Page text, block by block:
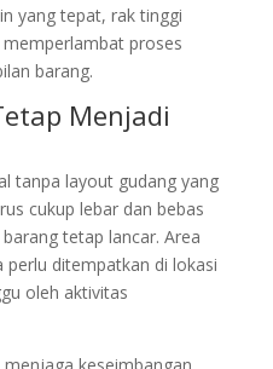
yang tepat, rak tinggi
proses
barang.
Menjadi
tanpa layout gudang yang
cukup lebar dan bebas
tetap lancar. Area
perlu ditempatkan di lokasi
oleh aktivitas